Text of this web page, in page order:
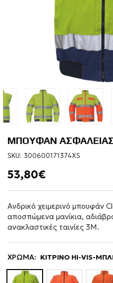
ΜΠΟΥΦΑΝ ΑΣΦΑΛΕΙΑΣ
SKU: 300600171374XS
53,80€
Ανδρικό χειμερινό μπουφάν
αποσπώμενα μανίκια,
ανακλαστικές ταινίες 3M.
ΧΡΩΜΑ: ΚΙΤΡΙΝΟ HI-VIS-